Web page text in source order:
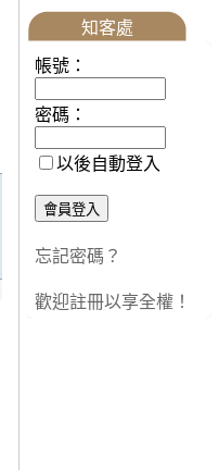
知客處
帳號：
密碼：
以後自動登入
忘記密碼？
歡迎註冊以享全權！